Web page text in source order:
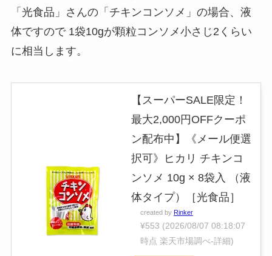
「光食品」さんの「チキンコンソメ」の場合、液
体ですので 1袋10gが顆粒コンソメ小さじ2くらい
に相当します。
【スーパーSALE限定！
最大2,000円OFFクーポ
ン配布中】《メール便選
択可》ヒカリ チキンコ
ンソメ 10g × 8袋入 （液
体タイプ）［光食品］
created by Rinker
¥553 (2026/08/07 08:18:07
時点 楽天市場調べ-詳細)